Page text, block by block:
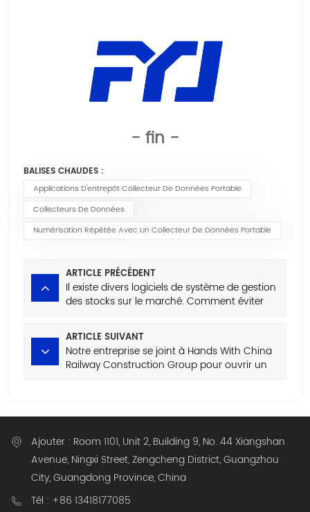
- fin -
BALISES CHAUDES :
Applications D'entrepôt Collecteur De Données Portable
Collecteurs De Données
Numérisation Répétée Avec Un Collecteur De Données Portable
ARTICLE PRÉCÉDENT
Il existe divers logiciels de système de gestion
des stocks sur le marché. Comment éviter
ARTICLE SUIVANT
Notre entreprise se joint à Hands With China
Railway Construction Group pour ouvrir un
Ajouter : Room 1101, Unit 2, Building 9, No. 44 Xiangshan
Avenue, Ningxi Street, Zengcheng District, Guangzhou
City, Guangdong Province, China
Tél : +86 13418177085